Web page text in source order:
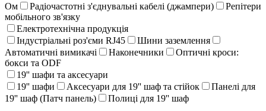
Ом
Радіочастотні з'єднувальні кабелі (джампери)
Репітери
мобільного зв'язку
Електротехнічна продукція
Індустріальні роз'єми RJ45
Шини заземлення
Автоматичні вимикачі
Наконечники
Оптичні кроси:
бокси та ODF
19'' шафи та аксесуари
19'' шафи
Аксесуари для 19'' шаф та стійок
Панелі для
19'' шаф (Патч панель)
Полиці для 19'' шаф